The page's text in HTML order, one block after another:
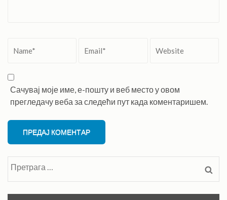
Сачувај моје име, е-пошту и веб место у овом
прегледачу веба за следећи пут када коментаришем.